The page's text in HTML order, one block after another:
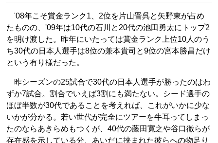
'08年こそ賞金ランク1、2位を片山晋呉と矢野東が占め
たものの、'09年は10代の石川と20代の池田勇太にトップ2
を明け渡した。昨年にいたっては賞金ランク上位10人のう
ち30代の日本人選手は8位の兼本貴司と9位の宮本勝昌だけ
という有り様だった。
昨シーズンの25試合で30代の日本人選手が勝ったのはわ
ずか7試合。割合でいえば3割にも満たない。シード選手の
ほぼ半数が30代であることを考えれば、これがいかに少な
いかが分かる。若い世代が完全にツアーを牛耳ってしまっ
たのならあきらめもつくが、40代の藤田寛之や谷口徹らが
存在感を示している分、あいだに挟まれた彼らへの物足り